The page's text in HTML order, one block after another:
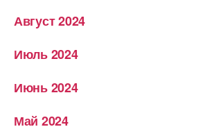
Август 2024
Июль 2024
Июнь 2024
Май 2024